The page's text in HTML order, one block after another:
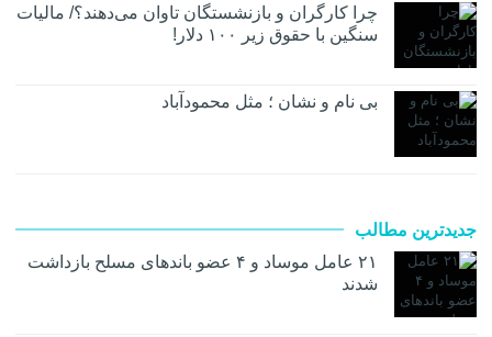
چرا کارگران و بازنشستگان تاوان می‌دهند؟/ مالیات
سنگین با حقوق زیر ۱۰۰ دلار!
بی نام و نشان ؛ مثل محمودآباد
جدیدترین مطالب
۲۱ عامل موساد و ۴ عضو باند‌های مسلح بازداشت
شدند